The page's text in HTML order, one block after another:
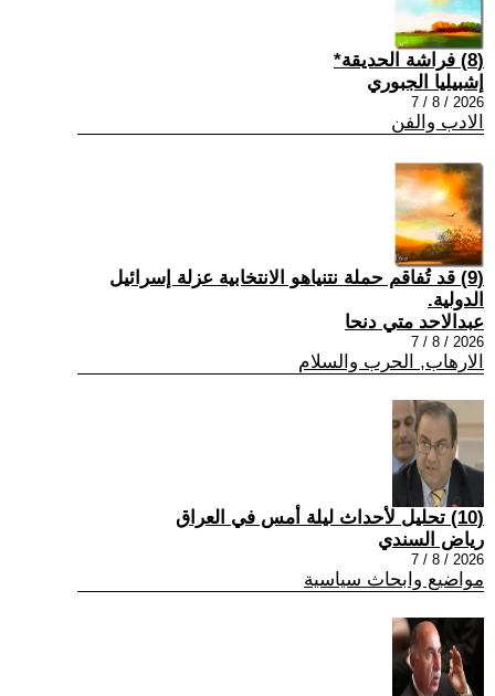
(8) فراشة الحديقة*
إشبيليا الجبوري
2026 / 8 / 7
الادب والفن
(9) قد تُفاقم حملة نتنياهو الانتخابية عزلة إسرائيل
الدولية.
عبدالاحد متي دنحا
2026 / 8 / 7
الارهاب, الحرب والسلام
(10) تحليل لأحداث ليلة أمس في العراق
رياض السندي
2026 / 8 / 7
مواضيع وابحاث سياسية